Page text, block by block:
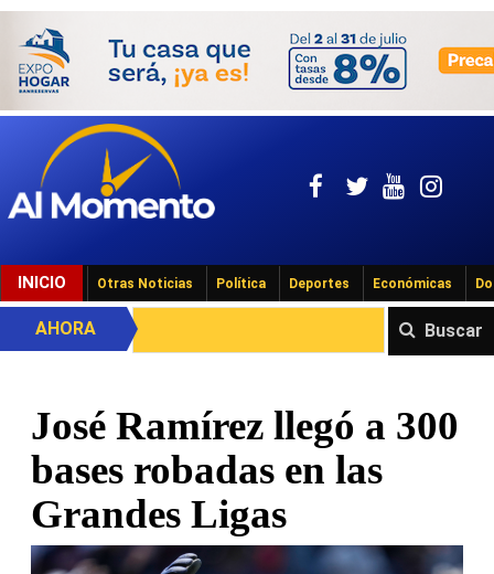
INICIO Otras Noticias Política Deportes Económicas
Buscar
AHORA
José Ramírez llegó a 300
bases robadas en las
Grandes Ligas